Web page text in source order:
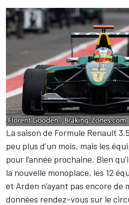
La saison de Formule Renault
peu plus d’un mois, mais les
pour l’année prochaine. Bien
la nouvelle monoplace, les 12
et Arden n’ayant pas encore de
données rendez-vous sur le